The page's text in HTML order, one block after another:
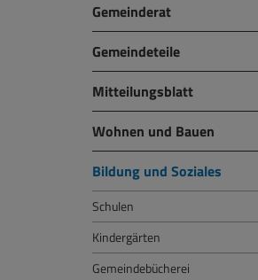
Gemeinderat
Gemeindeteile
Mitteilungsblatt
Wohnen und Bauen
Bildung und Soziales
Schulen
Kindergärten
Gemeindebücherei